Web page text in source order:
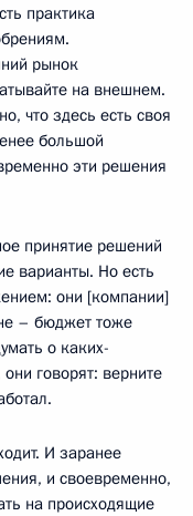
практика
рынок
на внешнем.
что здесь есть своя
большой
эти решения
принятие решений
варианты. Но есть
они [компании]
– бюджет тоже
о каких-
говорят: верните
И заранее
и своевременно,
на происходящие